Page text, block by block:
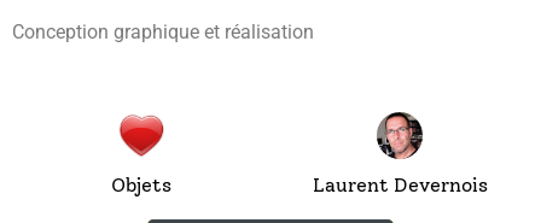
Conception graphique et réalisation
Objets Laurent Devernois